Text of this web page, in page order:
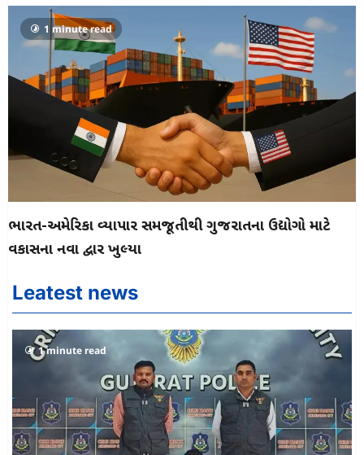
1 minute read
ભારત-અમેરિકા વ્યાપાર સમજૂતીથી ગુજરાતના ઉદ્યોગો માટે
વિકાસના નવા દ્વાર ખુલ્યા
Leatest news
1 minute read